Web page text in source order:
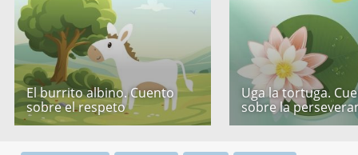
El burrito albino. Cuento
sobre el respeto
Uga la tortuga.
sobre la